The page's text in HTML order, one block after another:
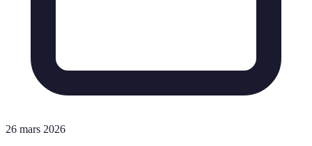
26 mars 2026